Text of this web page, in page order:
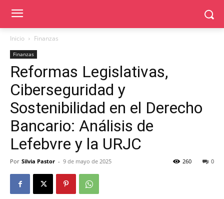
Inicio Finanzas
Finanzas
Reformas Legislativas,
Ciberseguridad y
Sostenibilidad en el Derecho
Bancario: Análisis de
Lefebvre y la URJC
Por Silvia Pastor - 9 de mayo de 2025 0
260